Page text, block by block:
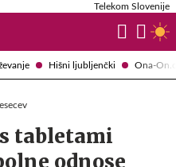
Hišni ljubljenčki Ona-
Telekom Slovenije
tabletami
odnose